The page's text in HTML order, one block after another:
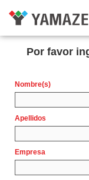
Por favor
Nombre(s)
Apellidos
Empresa